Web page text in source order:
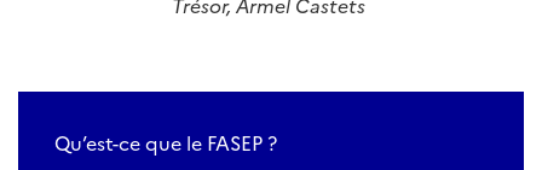
Qu’est-ce que le FASEP ?